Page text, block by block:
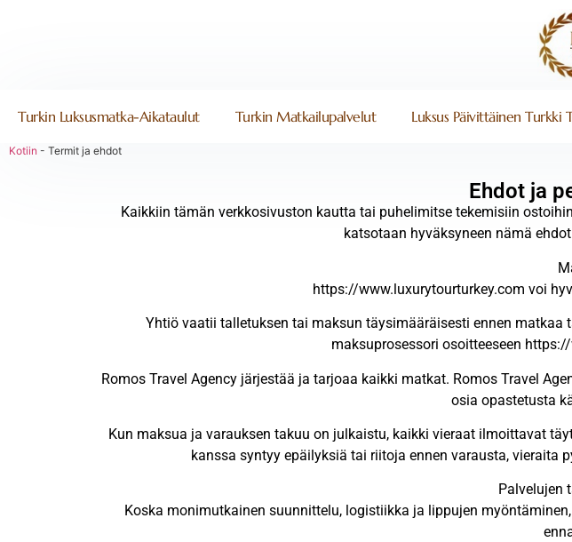
Turkin Luksusmatka-Aikataulut Turkin Matkailupalvelut Luksus Päivittäinen Turkki
Kotiin - Termit ja ehdot
Ehdot ja
Kaikkiin tämän verkkosivuston kautta tai puhelimitse tekemisiin
katsotaan hyväksyneen nämä
https://www.luxurytourturkey.com voi
Yhtiö vaatii talletuksen tai maksun täysimääräisesti ennen matkaa
maksuprosessori osoitteeseen
Romos Travel Agency järjestää ja tarjoaa kaikki matkat. Romos Travel
osia opastetusta
Kun maksua ja varauksen takuu on julkaistu, kaikki vieraat ilmoittavat
kanssa syntyy epäilyksiä tai riitoja ennen varausta, vieraita
Palvelujen
Koska monimutkainen suunnittelu, logistiikka ja lippujen